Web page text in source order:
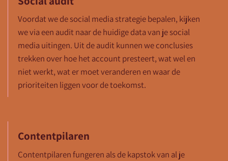
Voordat we de social media strategie bepalen, kijken
we via een audit naar de huidige data van je social
media uitingen. Uit de audit kunnen we conclusies
trekken over hoe het account presteert, wat wel en
niet werkt, wat er moet veranderen en waar de
prioriteiten liggen voor de toekomst.
Contentpilaren
Contentpilaren fungeren als de kapstok van al je